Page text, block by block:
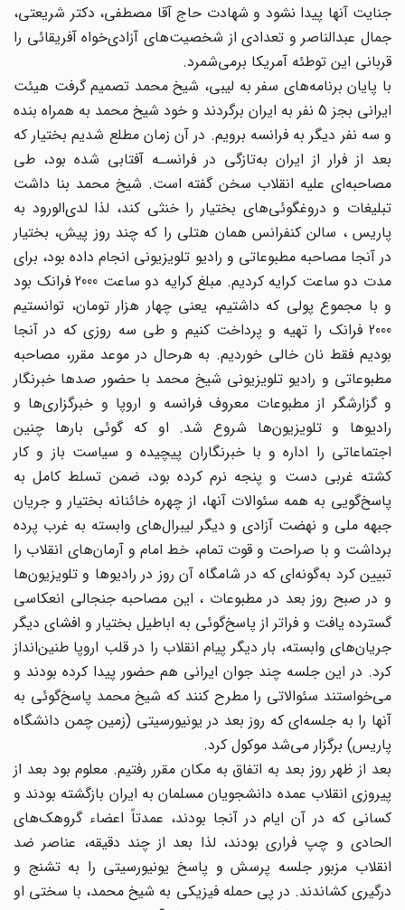
جنایت آنها پیدا نشود و شهادت حاج آقا مصطفی، دکتر شریعتی،
جمال عبدالناصر و تعدادی از شخصیت‌های آزادی‌خواه آفریقائی را
قربانی این توطئه آمریکا برمی‌شمرد.
با پایان برنامه‌های سفر به لیبی، شیخ محمد تصمیم گرفت هیئت
ایرانی بجز 5 نفر به ایران برگردند و خود شیخ محمد به همراه بنده
و سه نفر دیگر به فرانسه برویم. در آن زمان مطلع شدیم بختیار که
بعد از فرار از ایران به‌تازگی در فرانسـه آفتابی شده بود، طی
مصاحبه‌ای علیه انقلاب سخن گفته است. شیخ محمد بنا داشت
تبلیغات و دروغگوئی‌های بختیار را خنثی کند، لذا لدی‌الورود به
پاریس ، سالن کنفرانس همان هتلی را که چند روز پیش، بختیار
در آنجا مصاحبه مطبوعاتی و رادیو تلویزیونی انجام داده بود، برای
مدت دو ساعت کرایه کردیم. مبلغ کرایه دو ساعت 2000 فرانک بود
و با مجموع پولی که داشتیم، یعنی چهار هزار تومان، توانستیم
2000 فرانک را تهیه و پرداخت کنیم و طی سه روزی که در آنجا
بودیم فقط نان خالی خوردیم. به هرحال در موعد مقرر، مصاحبه
مطبوعاتی و رادیو تلویزیونی شیخ محمد با حضور صدها خبرنگار
و گزارشگر از مطبوعات معروف فرانسه و اروپا و خبرگزاری‌ها و
رادیوها و تلویزیون‌ها شروع شد. او که گوئی بارها چنین
اجتماعاتی را اداره و با خبرنگاران پیچیده و سیاست باز و کار
کشته غربی دست و پنجه نرم کرده بود، ضمن تسلط کامل به
پاسخ‌گویی به همه سئوالات آنها، از چهره خائنانه بختیار و جریان
جبهه ملی و نهضت آزادی و دیگر لیبرال‌های وابسته به غرب پرده
برداشت و با صراحت و قوت تمام، خط امام و آرمان‌های انقلاب را
تبیین کرد به‌گونه‌ای که در شامگاه آن روز در رادیوها و تلویزیون‌ها
و در صبح روز بعد در مطبوعات ، این مصاحبه جنجالی انعکاسی
گسترده یافت و فراتر از پاسخ‌گوئی به اباطیل بختیار و افشای دیگر
جریان‌های وابسته، بار دیگر پیام انقلاب را در قلب اروپا طنین‌انداز
کرد. در این جلسه چند جوان ایرانی هم حضور پیدا کرده بودند و
می‌خواستند سئوالاتی را مطرح کنند که شیخ محمد پاسخ‌گوئی به
آنها را به جلسه‌ای که روز بعد در یونیورسیتی (زمین چمن دانشگاه
پاریس) برگزار می‌شد موکول کرد.
بعد از ظهر روز بعد به اتفاق به مکان مقرر رفتیم. معلوم بود بعد از
پیروزی انقلاب عمده دانشجویان مسلمان به ایران بازگشته بودند و
کسانی که در آن ایام در آنجا بودند، عمدتاً اعضاء گروهک‌های
الحادی و چپ فراری بودند، لذا بعد از چند دقیقه، عناصر ضد
انقلاب مزبور جلسه پرسش و پاسخ یونیورسیتی را به تشنج و
درگیری کشاندند. در پی حمله فیزیکی به شیخ محمد، با سختی او